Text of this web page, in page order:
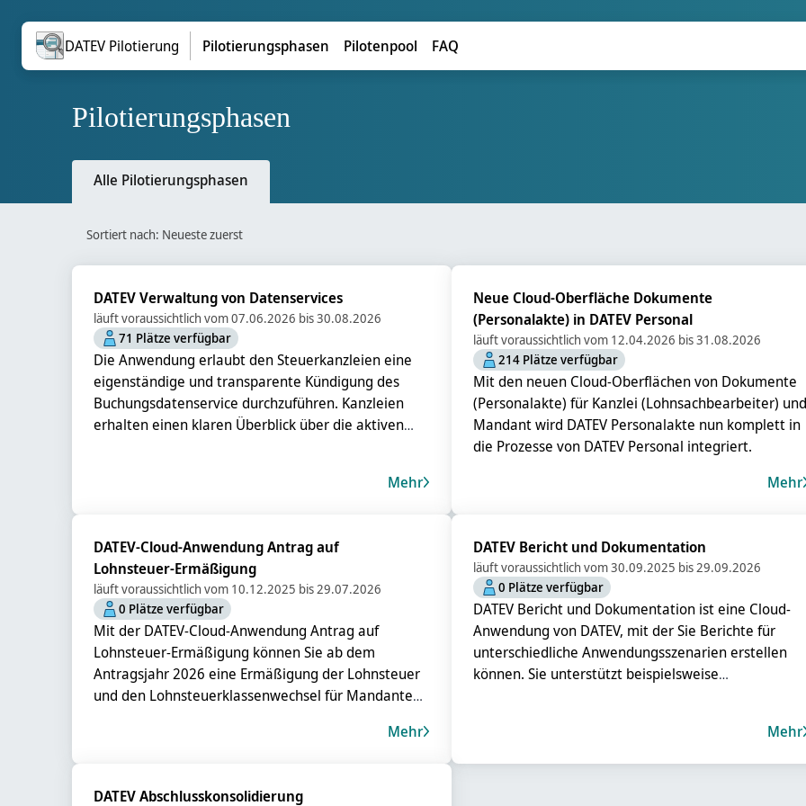
DATEV Pilotierung Pilotierungsphasen Pilotenpool FAQ
Pilotierungsphasen
Alle Pilotierungsphasen
Sortiert nach: Neueste zuerst
DATEV Verwaltung von Datenservices
läuft voraussichtlich vom 07.06.2026 bis 30.08.2026
71 Plätze verfügbar
Die Anwendung erlaubt den Steuerkanzleien eine
eigenständige und transparente Kündigung des
Buchungsdatenservice durchzuführen. Kanzleien
erhalten einen klaren Überblick über die aktiven
Bedarf direkt in der Anwendung eine KündigungMehr
Neue Cloud-Oberfläche Dokumente
(Personalakte) in DATEV Personal
läuft voraussichtlich vom 12.04.2026 bis 31.08.2026
214 Plätze verfügbar
Mit den neuen Cloud-Oberflächen von Dokumente
(Personalakte) für Kanzlei (Lohnsachbearbeiter) und
Mandant wird DATEV Personalakte nun komplett in
die Prozesse von DATEV Personal integriert.
Mehr
DATEV-Cloud-Anwendung Antrag auf
Lohnsteuer-Ermäßigung
läuft voraussichtlich vom 10.12.2025 bis 29.07.2026
0 Plätze verfügbar
Mit der DATEV-Cloud-Anwendung Antrag auf
Lohnsteuer-Ermäßigung können Sie ab dem
Antragsjahr 2026 eine Ermäßigung der Lohnsteuer
und den Lohnsteuerklassenwechsel für Mandanten
Lohnsteuerabzugsmerkmale (ELStAM) erfassen und
Mehr
DATEV Bericht und Dokumentation
läuft voraussichtlich vom 30.09.2025 bis 29.09.2026
0 Plätze verfügbar
DATEV Bericht und Dokumentation ist eine Cloud-
Anwendung von DATEV, mit der Sie Berichte für
unterschiedliche Anwendungsszenarien erstellen
können. Sie unterstützt beispielsweise
Mehr
DATEV Abschlusskonsolidierung